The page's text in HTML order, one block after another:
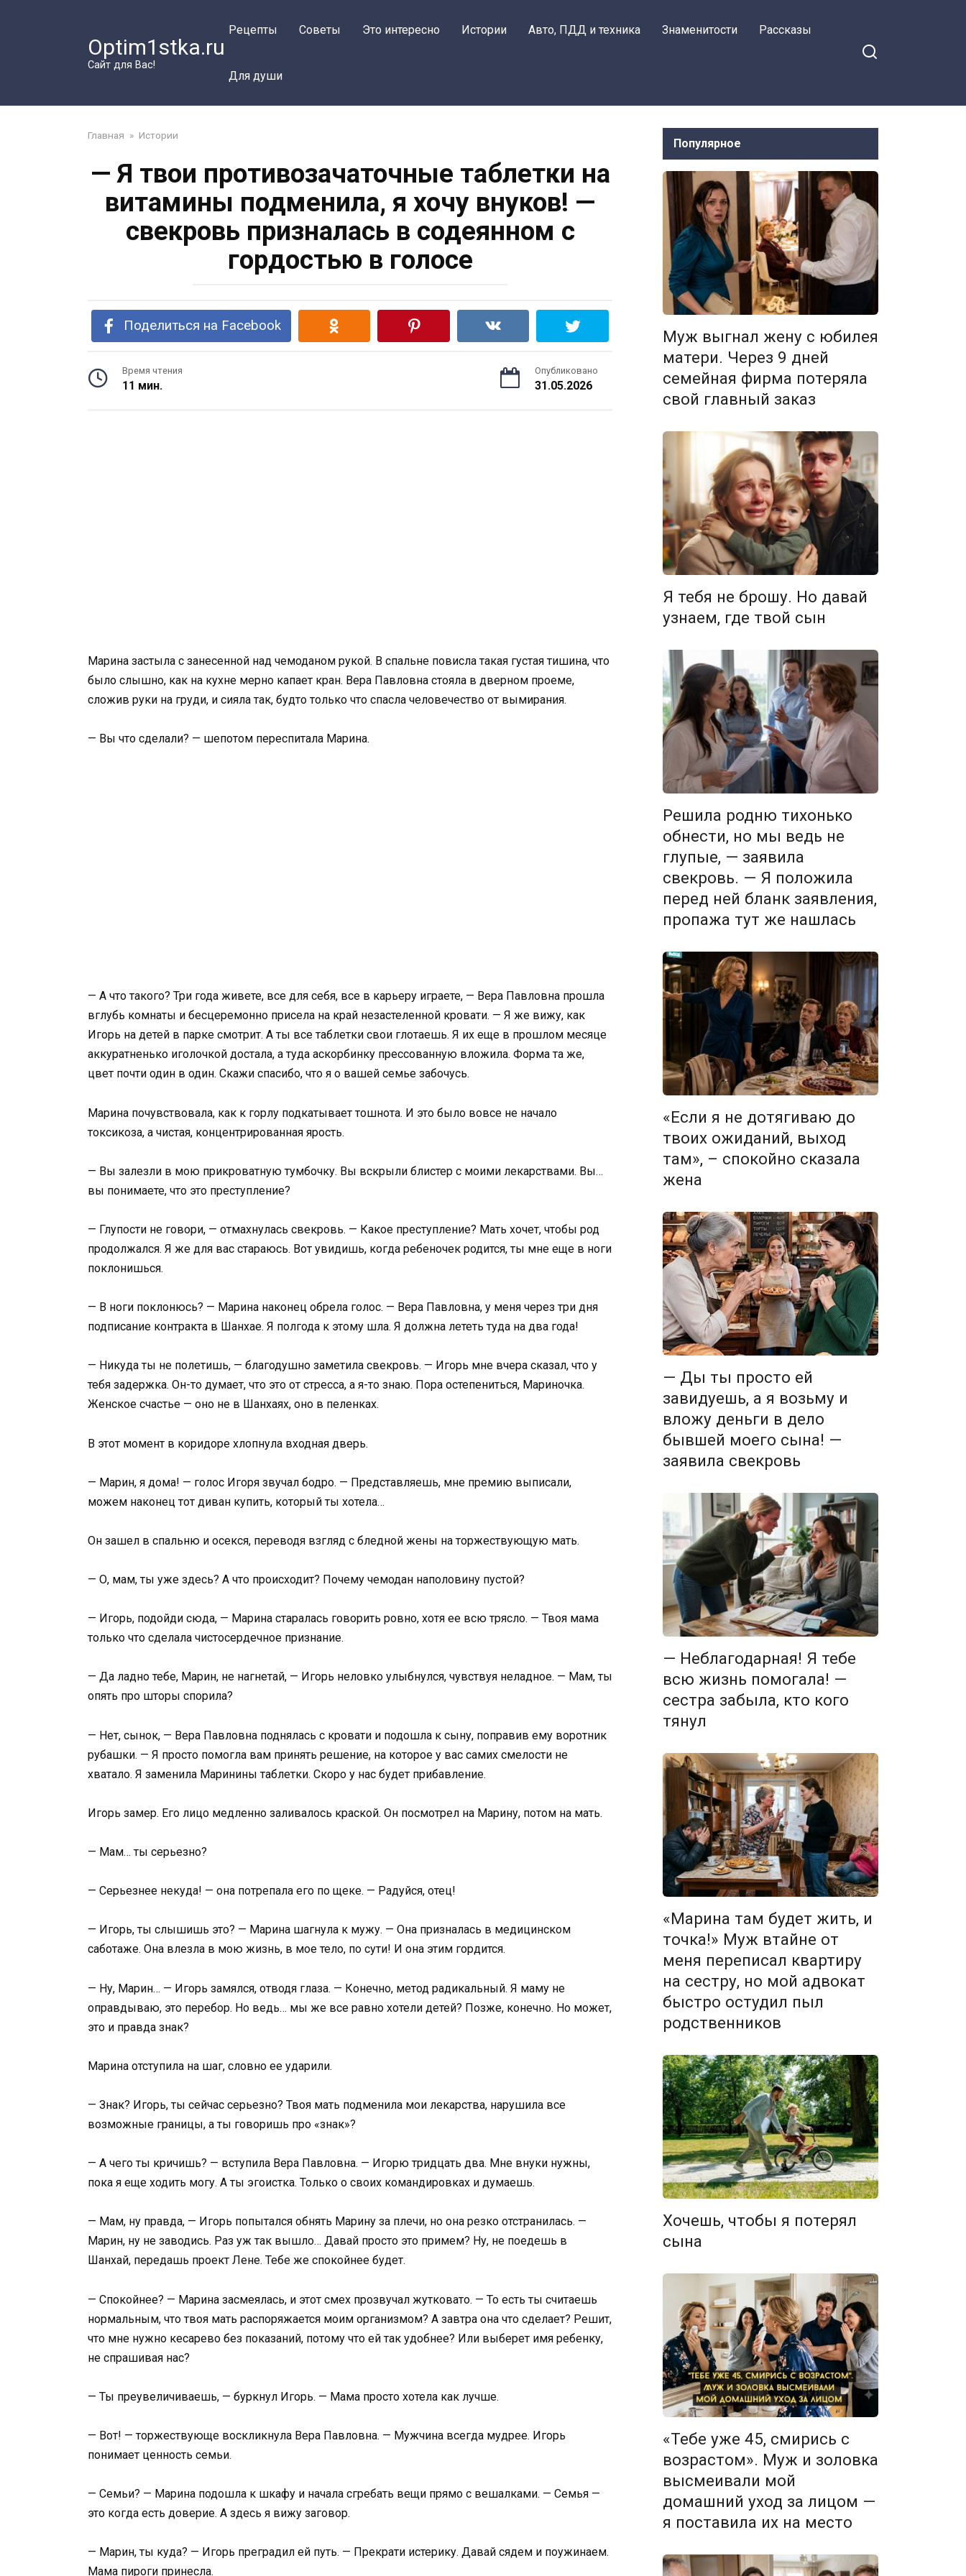
Optim1stka.ru
Сайт для Вас!
Рецепты Советы Это интересно Истории Авто, ПДД и техника Знаменитости Рассказы
Для души
Главная » Истории
— Я твои противозачаточные таблетки на
витамины подменила, я хочу внуков! —
свекровь призналась в содеянном с
гордостью в голосе
Поделиться на Facebook
Время чтения
11 мин.
Опубликовано
31.05.2026
Марина застыла с занесенной над чемоданом рукой. В спальне повисла такая густая тишина, что
было слышно, как на кухне мерно капает кран. Вера Павловна стояла в дверном проеме,
сложив руки на груди, и сияла так, будто только что спасла человечество от вымирания.
— Вы что сделали? — шепотом переспитала Марина.
— А что такого? Три года живете, все для себя, все в карьеру играете, — Вера Павловна прошла
вглубь комнаты и бесцеремонно присела на край незастеленной кровати. — Я же вижу, как
Игорь на детей в парке смотрит. А ты все таблетки свои глотаешь. Я их еще в прошлом месяце
аккуратненько иголочкой достала, а туда аскорбинку прессованную вложила. Форма та же,
цвет почти один в один. Скажи спасибо, что я о вашей семье забочусь.
Марина почувствовала, как к горлу подкатывает тошнота. И это было вовсе не начало
токсикоза, а чистая, концентрированная ярость.
— Вы залезли в мою прикроватную тумбочку. Вы вскрыли блистер с моими лекарствами. Вы…
вы понимаете, что это преступление?
— Глупости не говори, — отмахнулась свекровь. — Какое преступление? Мать хочет, чтобы род
продолжался. Я же для вас стараюсь. Вот увидишь, когда ребеночек родится, ты мне еще в ноги
поклонишься.
— В ноги поклонюсь? — Марина наконец обрела голос. — Вера Павловна, у меня через три дня
подписание контракта в Шанхае. Я полгода к этому шла. Я должна лететь туда на два года!
— Никуда ты не полетишь, — благодушно заметила свекровь. — Игорь мне вчера сказал, что у
тебя задержка. Он-то думает, что это от стресса, а я-то знаю. Пора остепениться, Мариночка.
Женское счастье — оно не в Шанхаях, оно в пеленках.
В этот момент в коридоре хлопнула входная дверь.
— Марин, я дома! — голос Игоря звучал бодро. — Представляешь, мне премию выписали,
можем наконец тот диван купить, который ты хотела…
Он зашел в спальню и осекся, переводя взгляд с бледной жены на торжествующую мать.
— О, мам, ты уже здесь? А что происходит? Почему чемодан наполовину пустой?
— Игорь, подойди сюда, — Марина старалась говорить ровно, хотя ее всю трясло. — Твоя мама
только что сделала чистосердечное признание.
— Да ладно тебе, Марин, не нагнетай, — Игорь неловко улыбнулся, чувствуя неладное. — Мам, ты
опять про шторы спорила?
— Нет, сынок, — Вера Павловна поднялась с кровати и подошла к сыну, поправив ему воротник
рубашки. — Я просто помогла вам принять решение, на которое у вас самих смелости не
хватало. Я заменила Маринины таблетки. Скоро у нас будет прибавление.
Игорь замер. Его лицо медленно заливалось краской. Он посмотрел на Марину, потом на мать.
— Мам… ты серьезно?
— Серьезнее некуда! — она потрепала его по щеке. — Радуйся, отец!
— Игорь, ты слышишь это? — Марина шагнула к мужу. — Она призналась в медицинском
саботаже. Она влезла в мою жизнь, в мое тело, по сути! И она этим гордится.
— Ну, Марин… — Игорь замялся, отводя глаза. — Конечно, метод радикальный. Я маму не
оправдываю, это перебор. Но ведь… мы же все равно хотели детей? Позже, конечно. Но может,
это и правда знак?
Марина отступила на шаг, словно ее ударили.
— Знак? Игорь, ты сейчас серьезно? Твоя мать подменила мои лекарства, нарушила все
возможные границы, а ты говоришь про «знак»?
— А чего ты кричишь? — вступила Вера Павловна. — Игорю тридцать два. Мне внуки нужны,
пока я еще ходить могу. А ты эгоистка. Только о своих командировках и думаешь.
— Мам, ну правда, — Игорь попытался обнять Марину за плечи, но она резко отстранилась. —
Марин, ну не заводись. Раз уж так вышло… Давай просто это примем? Ну, не поедешь в
Шанхай, передашь проект Лене. Тебе же спокойнее будет.
— Спокойнее? — Марина засмеялась, и этот смех прозвучал жутковато. — То есть ты считаешь
нормальным, что твоя мать распоряжается моим организмом? А завтра она что сделает? Решит,
что мне нужно кесарево без показаний, потому что ей так удобнее? Или выберет имя ребенку,
не спрашивая нас?
— Ты преувеличиваешь, — буркнул Игорь. — Мама просто хотела как лучше.
— Вот! — торжествующе воскликнула Вера Павловна. — Мужчина всегда мудрее. Игорь
понимает ценность семьи.
— Семьи? — Марина подошла к шкафу и начала сгребать вещи прямо с вешалками. — Семья —
это когда есть доверие. А здесь я вижу заговор.
— Марин, ты куда? — Игорь преградил ей путь. — Прекрати истерику. Давай сядем и поужинаем.
Мама пироги принесла.
Популярное
Муж выгнал жену с юбилея
матери. Через 9 дней
семейная фирма потеряла
свой главный заказ
Я тебя не брошу. Но давай
узнаем, где твой сын
Решила родню тихонько
обнести, но мы ведь не
глупые, — заявила
свекровь. — Я положила
перед ней бланк заявления,
пропажа тут же нашлась
«Если я не дотягиваю до
твоих ожиданий, выход
там», – спокойно сказала
жена
— Ды ты просто ей
завидуешь, а я возьму и
вложу деньги в дело
бывшей моего сына! —
заявила свекровь
— Неблагодарная! Я тебе
всю жизнь помогала! —
сестра забыла, кто кого
тянул
«Марина там будет жить, и
точка!» Муж втайне от
меня переписал квартиру
на сестру, но мой адвокат
быстро остудил пыл
родственников
Хочешь, чтобы я потерял
сына
«Тебе уже 45, смирись с
возрастом». Муж и золовка
высмеивали мой
домашний уход за лицом —
я поставила их на место
украшает